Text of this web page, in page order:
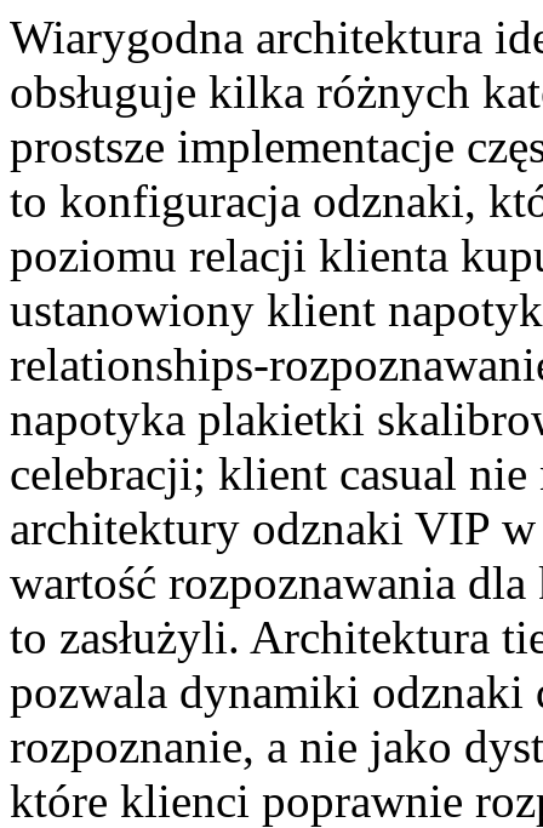
Wiarygodna architektura
obsługuje kilka różnych
prostsze implementacje
to konfiguracja odznaki,
poziomu relacji klienta
ustanowiony klient
relationships-
napotyka plakietki
celebracji; klient casual
architektury odznaki VIP
wartość rozpoznawania
to zasłużyli. Architektura
pozwala dynamiki odznaki
rozpoznanie, a nie jako
które klienci poprawnie